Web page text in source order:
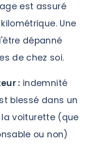
est assuré
Une
dépanné
de chez soi.
: indemnité
blessé dans un
voiturette (que
ou non)